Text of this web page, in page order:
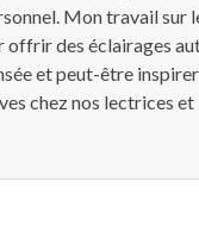
Mon travail sur
offrir des éclairages
et peut-être
chez nos lectrices et